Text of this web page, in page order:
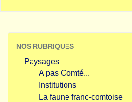
NOS RUBRIQUES
Paysages
A pas Comté...
Institutions
La faune franc-comtoise